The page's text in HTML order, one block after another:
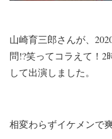
山崎育三郎さんが、
問!?笑ってコラえて！2
して出演しました。
相変わらずイケメンで